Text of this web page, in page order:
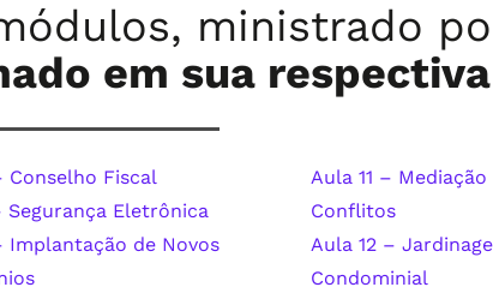
ministrado
em sua
Conselho Fiscal
Segurança Eletrônica
Implantação de Novos
Aula 11 –
Conflitos
Aula 12 –
Condominial